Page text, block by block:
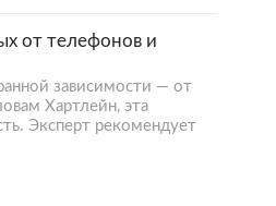
от телефонов и
зависимости — от
Хартлейн, эта
Эксперт рекомендует